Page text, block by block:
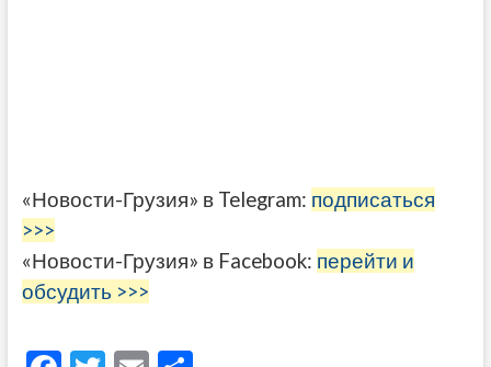
«Новости-Грузия» в Telegram: подписаться
>>>
«Новости-Грузия» в Facebook: перейти и
обсудить >>>